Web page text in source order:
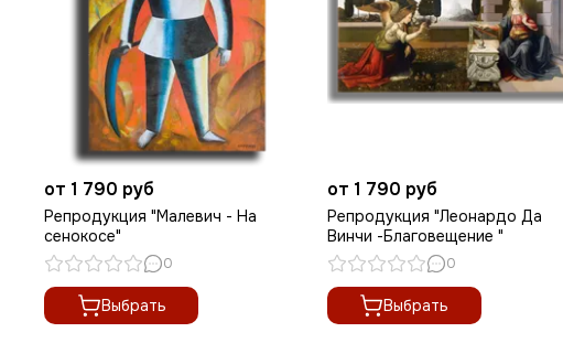
от 1 790 руб
Репродукция "Малевич - На
сенокосе"
0
Выбрать
от 1 790 руб
Репродукция "Леонардо Да
Винчи -Благовещение "
0
Выбрать